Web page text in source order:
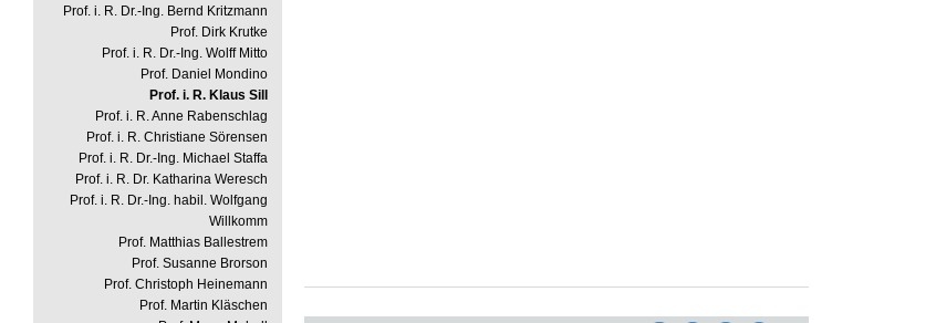
Prof. i. R. Dr.-Ing. Bernd Kritzmann
Prof. Dirk Krutke
Prof. i. R. Dr.-Ing. Wolff Mitto
Prof. Daniel Mondino
Prof. i. R. Klaus Sill
Prof. i. R. Anne Rabenschlag
Prof. i. R. Christiane Sörensen
Prof. i. R. Dr.-Ing. Michael Staffa
Prof. i. R. Dr. Katharina Weresch
Prof. i. R. Dr.-Ing. habil. Wolfgang
Willkomm
Prof. Matthias Ballestrem
Prof. Susanne Brorson
Prof. Christoph Heinemann
Prof. Martin Kläschen